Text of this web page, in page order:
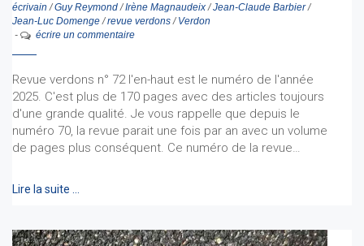
écrivain /Guy Reymond /Irène Magnaudeix /Jean-Claude Barbier/
Jean-Luc Domenge /revue verdons / Verdon
-
écrire un commentaire
Revue verdons n° 72 l'en-haut est le numéro de l'année
2025. C'est plus de 170 pages avec des articles toujours
d'une grande qualité. Je vous rappelle que depuis le
numéro 70, la revue parait une fois par an avec un volume
de pages plus conséquent. Ce numéro de la revue…
Lire la suite …